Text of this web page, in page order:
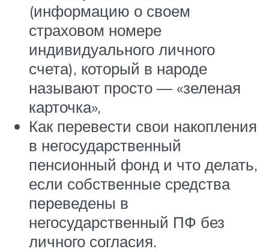
(информацию о своем
страховом номере
индивидуального личного
счета), который в народе
называют просто — «зеленая
карточка»,
Как перевести свои накопления
в негосударственный
пенсионный фонд и что делать,
если собственные средства
переведены в
негосударственный ПФ без
личного согласия.